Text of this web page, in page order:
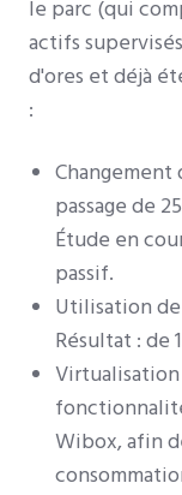
le parc (qui
actifs
d'ores et déjà
:
Changement
passage de
Étude en
passif.
Utilisation
Résultat : de
Wibox, afin